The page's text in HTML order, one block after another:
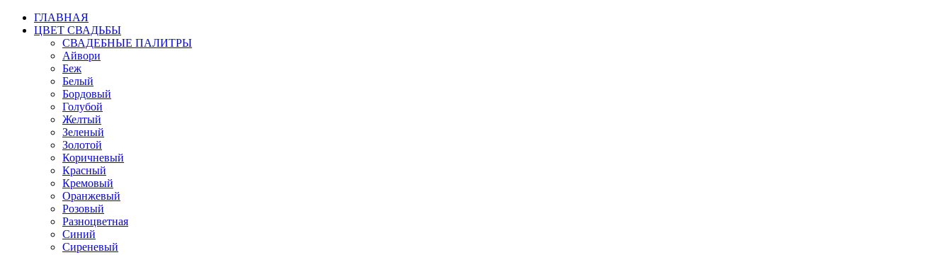
ГЛАВНАЯ
ЦВЕТ СВАДЬБЫ
СВАДЕБНЫЕ ПАЛИТРЫ
Айвори
Беж
Белый
Бордовый
Голубой
Желтый
Зеленый
Золотой
Коричневый
Красный
Кремовый
Оранжевый
Розовый
Разноцветная
Синий
Сиреневый